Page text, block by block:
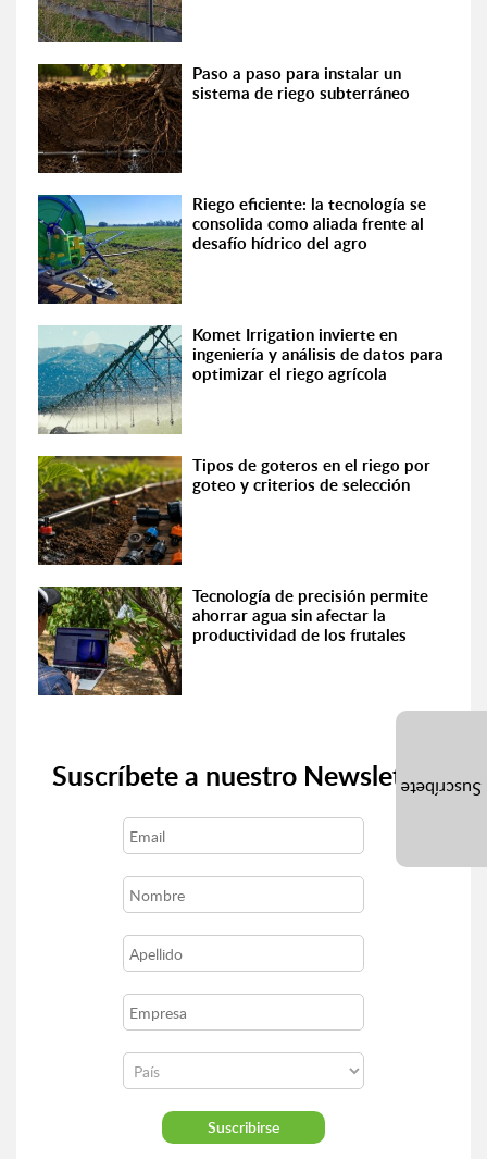
Paso a paso para instalar un
sistema de riego subterráneo
Riego eficiente: la tecnología se
consolida como aliada frente al
desafío hídrico del agro
Komet Irrigation invierte en
ingeniería y análisis de datos para
optimizar el riego agrícola
Tipos de goteros en el riego por
goteo y criterios de selección
Tecnología de precisión permite
ahorrar agua sin afectar la
productividad de los frutales
Suscríbete a nuestro NewsletterSuscríbete